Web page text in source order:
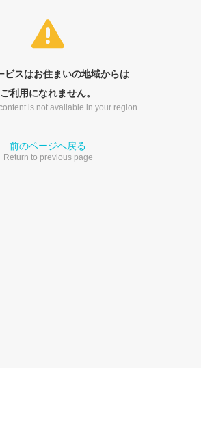
ビスはお住まいの地域からは
ご利用になれません。
is not available in your region.
前のページへ戻る
Return to previous page